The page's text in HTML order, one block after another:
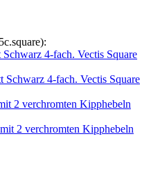
Schwarz 4-fach. Vectis Square
2 verchromten Kipphebeln